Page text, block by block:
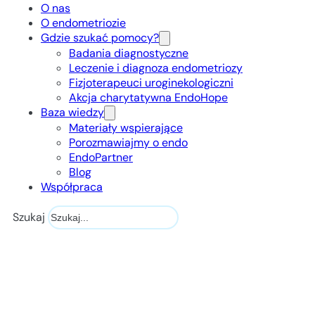
O nas
O endometriozie
Gdzie szukać pomocy?
Badania diagnostyczne
Leczenie i diagnoza endometriozy
Fizjoterapeuci uroginekologiczni
Akcja charytatywna EndoHope
Baza wiedzy
Materiały wspierające
Porozmawiajmy o endo
EndoPartner
Blog
Współpraca
Szukaj